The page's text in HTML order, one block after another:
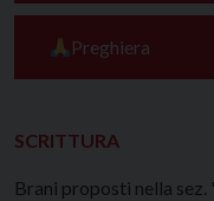
Preghiera
SCRITTURA
Brani proposti nella